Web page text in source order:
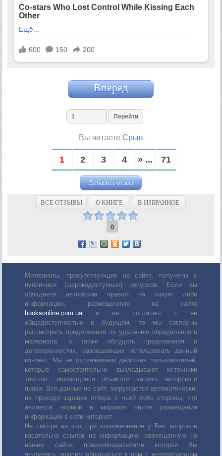
Вперед
Вы читаете Срыв
1 2 3 4 » ... 71
Добавить отзыв
ВСЕ ОТЗЫВЫ О КНИГЕ В ИЗБРАННОЕ
0
Материалы, присутствующие на сайте, получены с
публичных (широкодоступных) ресурсов. Если вы
обладаете авторским правом на какую либо
информацию, размещенную на сайте
booksonline.com.uaи не согласны с её
общедоступностью в будущем, то мы согласны
рассмотреть предложения по удалению определенного
материала, а также обсудить предложения о
договоренностях, разрешающих использовать данный
контент. Мы не отслеживаем действия пользователей,
которые самостоятельно выкладывают источники
текстов, являющиеся объектом вашего авторского
права. Все данные на сайт, загружаются автоматически,
не проходя заранее отбора с чьей либо стороны, что
является нормой в мировом опыте размещения
информации в сети интернет.
Не смотря на это, при возникновении у Вас вопросов
касательно ссылок на информацию, размещенную на
нашем сайте, правообладателями которой Вы
являетесь, просим обращаться к нам с интересующим